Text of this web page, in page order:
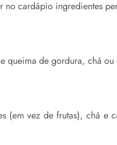
no cardápio ingredientes
queima de gordura, chá
(em vez de frutas), chá e